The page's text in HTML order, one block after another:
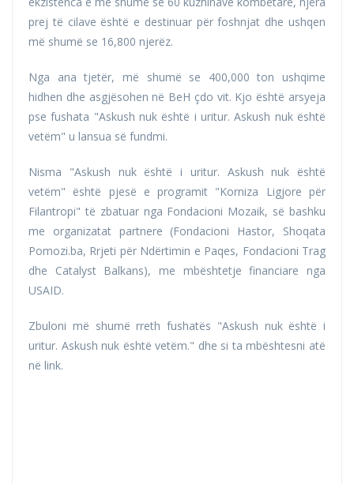
prej të cilave është e destinuar për foshnjat dhe ushqen
më shumë se 16,800 njerëz.
Nga ana tjetër, më shumë se 400,000 ton ushqime
hidhen dhe asgjësohen në BeH çdo vit. Kjo është arsyeja
pse fushata "Askush nuk është i uritur. Askush nuk është
vetëm" u lansua së fundmi.
Nisma "Askush nuk është i uritur. Askush nuk është
vetëm" është pjesë e programit "Korniza Ligjore për
Filantropi" të zbatuar nga Fondacioni Mozaik, së bashku
me organizatat partnere (Fondacioni Hastor, Shoqata
Pomozi.ba, Rrjeti për Ndërtimin e Paqes, Fondacioni Trag
dhe Catalyst Balkans), me mbështetje financiare nga
USAID.
Zbuloni më shumë rreth fushatës "Askush nuk është i
uritur. Askush nuk është vetëm." dhe si ta mbështesni atë
në link.